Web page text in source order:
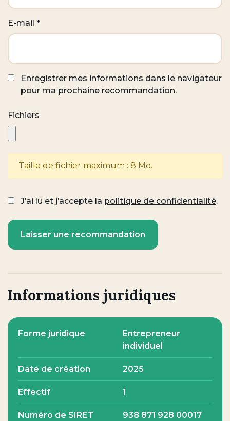
E-mail *
Enregistrer mes informations dans le navigateur
pour ma prochaine recommandation.
Fichiers
Taille de fichier maximum : 8 Mo.
J’ai lu et j’accepte la politique de confidentialité.
Informations juridiques
Forme juridique
Entrepreneur
individuel
Date de création 2025
Effectif 1
Numéro de SIRET 938 871 928 00017